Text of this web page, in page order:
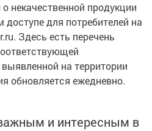
некачественной продукции
для потребителей на
Здесь есть перечень
на территории
обновляется ежедневно.
и интересным в